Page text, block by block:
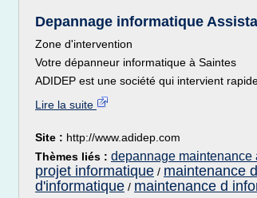
Depannage informatique
Zone d'intervention
Votre dépanneur informatique à Saintes
ADIDEP est une société qui intervient
Lire la suite
Site : http://www.adidep.com
Thèmes liés : depannage
projet informatique / maintenance
d'informatique / maintenance d